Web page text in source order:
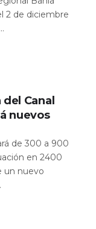
2 de diciembre
Canal
nuevos
de 300 a 900
en 2400
un nuevo